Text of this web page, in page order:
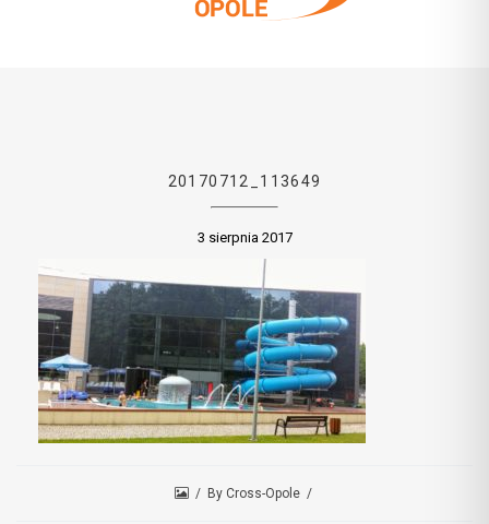
20170712_113649
3 sierpnia 2017
By Cross-Opole